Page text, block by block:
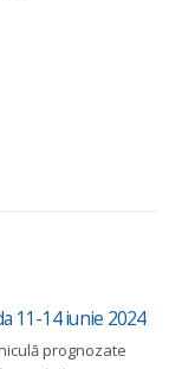
11-14 iunie 2024
prognozate